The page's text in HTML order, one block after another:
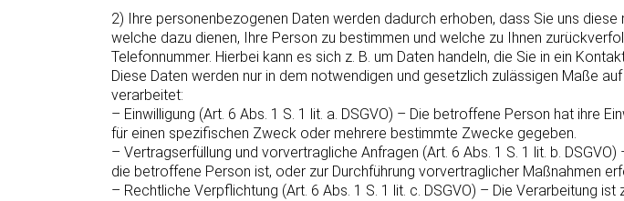
2) Ihre personenbezogenen Daten werden dadurch erhoben, dass Sie uns
welche dazu dienen, Ihre Person zu bestimmen und welche zu Ihnen
Telefonnummer. Hierbei kann es sich z. B. um Daten handeln, die Sie in ein
Diese Daten werden nur in dem notwendigen und gesetzlich zulässigen Maße
verarbeitet:
– Einwilligung (Art. 6 Abs. 1 S. 1 lit. a. DSGVO) – Die betroffene Person hat ihre
für einen spezifischen Zweck oder mehrere bestimmte Zwecke gegeben.
– Vertragserfüllung und vorvertragliche Anfragen (Art. 6 Abs. 1 S. 1 lit. b.
die betroffene Person ist, oder zur Durchführung vorvertraglicher Maßnahmen
– Rechtliche Verpflichtung (Art. 6 Abs. 1 S. 1 lit. c. DSGVO) – Die Verarbeitung